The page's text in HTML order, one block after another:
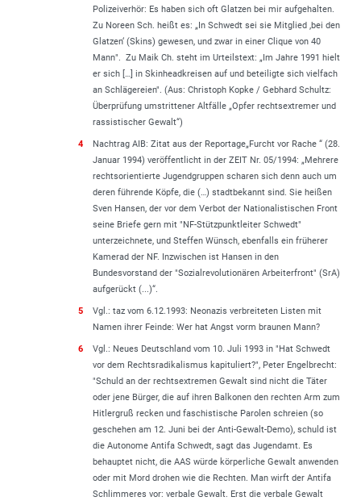
Polizeiverhör: Es haben sich oft Glatzen bei mir aufgehalten.
Zu Noreen Sch. heißt es: „In Schwedt sei sie Mitglied ‚bei den
Glatzen‘ (Skins) gewesen, und zwar in einer Clique von 40
Mann". Zu Maik Ch. steht im Urteilstext: „Im Jahre 1991 hielt
er sich […] in Skinheadkreisen auf und beteiligte sich vielfach
an Schlägereien". (Aus: Christoph Kopke / Gebhard Schultz:
Überprüfung umstrittener Altfälle „Opfer rechtsextremer und
rassistischer Gewalt“)
4
Nachtrag AIB: Zitat aus der Reportage„Furcht vor Rache “ (28.
Januar 1994) veröffentlicht in der ZEIT Nr. 05/1994: „Mehrere
rechtsorientierte Jugendgruppen scharen sich denn auch um
deren führende Köpfe, die (…) stadtbekannt sind. Sie heißen
Sven Hansen, der vor dem Verbot der Nationalistischen Front
seine Briefe gern mit "NF-Stützpunktleiter Schwedt"
unterzeichnete, und Steffen Wünsch, ebenfalls ein früherer
Kamerad der NF. Inzwischen ist Hansen in den
Bundesvorstand der "Sozialrevolutionären Arbeiterfront" (SrA)
aufgerückt (...)“.
5
Vgl.: taz vom 6.12.1993: Neonazis verbreiteten Listen mit
Namen ihrer Feinde: Wer hat Angst vorm braunen Mann?
6 Vgl.: Neues Deutschland vom 10. Juli 1993 in " Hat Schwedt
vor dem Rechtsradikalismus kapituliert?", Peter Engelbrecht:
"Schuld an der rechtsextremen Gewalt sind nicht die Täter
oder jene Bürger, die auf ihren Balkonen den rechten Arm zum
Hitlergruß recken und faschistische Parolen schreien (so
geschehen am 12. Juni bei der Anti-Gewalt-Demo), schuld ist
die Autonome Antifa Schwedt, sagt das Jugendamt. Es
behauptet nicht, die AAS würde körperliche Gewalt anwenden
oder mit Mord drohen wie die Rechten. Man wirft der Antifa
Schlimmeres vor: verbale Gewalt. Erst die verbale Gewalt